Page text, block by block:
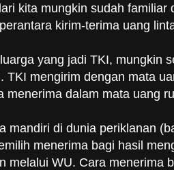
kita mungkin sudah familiar
kirim-terima uang
yang jadi TKI, mungkin
TKI mengirim dengan mata
menerima dalam mata uang
mandiri di dunia periklanan
menerima bagi hasil
melalui WU. Cara menerima